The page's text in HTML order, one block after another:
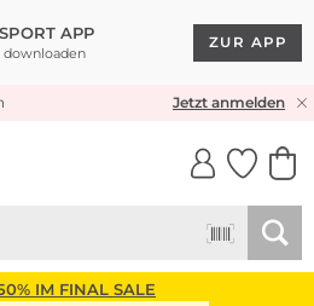
APP
downloaden
ZUR APP
& RÜCKVERSANDJetzt anmelden
IM FINAL SALE